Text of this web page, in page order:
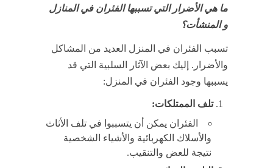
ما هي الأضرار التي تسببها الفئران في المنازل
و المنشأت؟
تسبب الفئران في المنزل العديد من المشاكل
والأضرار. إليك بعض الآثار السلبية التي قد
يسببها وجود الفئران في المنزل:
تلف الممتلكات:
الفئران يمكن أن يتسببوا في تلف الأثاث
والأسلاك الكهربائية والأشياء الشخصية
نتيجة للعض والتنقيب.